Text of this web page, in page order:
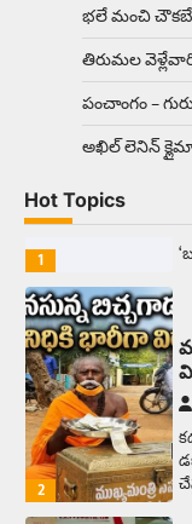
భలే మంచి
తిరుమల
పంచాంగం –
అఖిల్‌ లెనిన్
Hot Topics
1
2